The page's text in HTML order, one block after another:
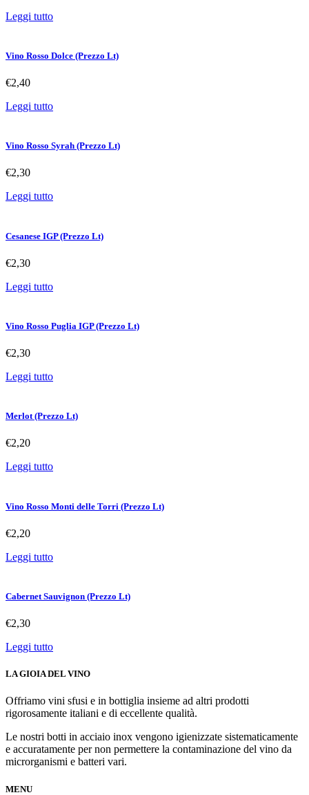
Leggi tutto
Vino Rosso Dolce (Prezzo Lt)
€2,40
Leggi tutto
Vino Rosso Syrah (Prezzo Lt)
€2,30
Leggi tutto
Cesanese IGP (Prezzo Lt)
€2,30
Leggi tutto
Vino Rosso Puglia IGP (Prezzo Lt)
€2,30
Leggi tutto
Merlot (Prezzo Lt)
€2,20
Leggi tutto
Vino Rosso Monti delle Torri (Prezzo Lt)
€2,20
Leggi tutto
Cabernet Sauvignon (Prezzo Lt)
€2,30
Leggi tutto
LA GIOIA DEL VINO
Offriamo vini sfusi e in bottiglia insieme ad altri prodotti
rigorosamente italiani e di eccellente qualità.
Le nostri botti in acciaio inox vengono igienizzate sistematicamente
e accuratamente per non permettere la contaminazione del vino da
microrganismi e batteri vari.
MENU